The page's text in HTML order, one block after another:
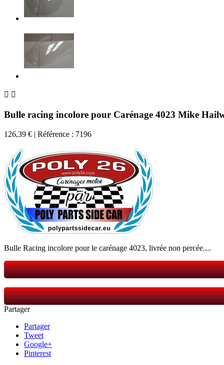
 
Bulle racing incolore pour Carénage 4023 Mike
126,39 € | Référence : 7196
Bulle Racing incolore pour le carénage 4023, livrée non percée....
Partager
Partager
Tweet
Google+
Pinterest